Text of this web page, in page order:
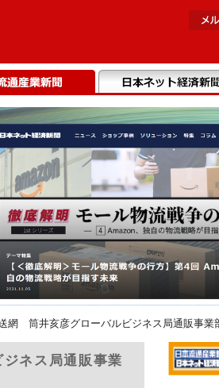
網 筒井亥彦グローバルビジネス局通販事業
ネス局通販事業